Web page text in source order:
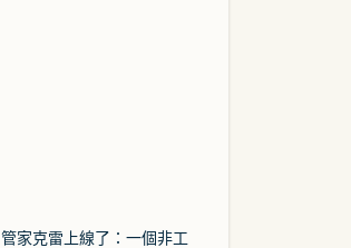
管家克雷上線了：一個非工